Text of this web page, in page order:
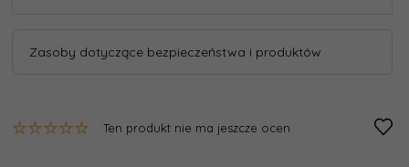
Zasoby dotyczące bezpieczeństwa i produktów
Ten produkt nie ma jeszcze ocen